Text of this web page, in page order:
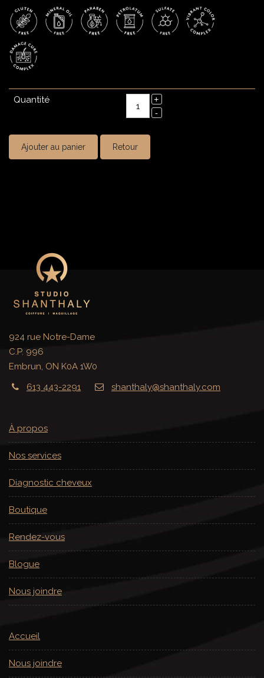
Quantité
Ajouter au panier Retour
924 rue Notre-Dame
C.P. 996
Embrun, ON K0A 1W0
613 443-2291
shanthaly@shanthaly.com
À propos
Nos services
Diagnostic cheveux
Boutique
Rendez-vous
Blogue
Nous joindre
Accueil
Nous joindre